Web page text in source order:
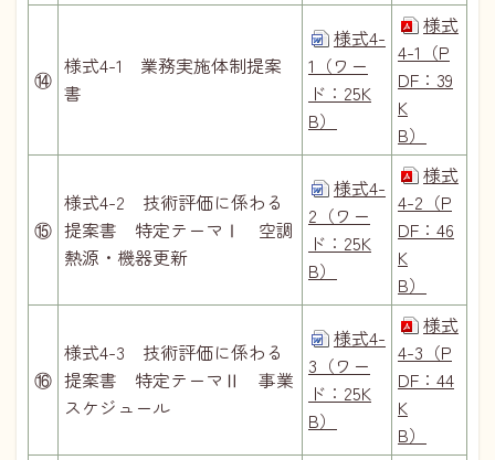
⑭
様式4-1 業務実施体制提案
書
様式4-
1（ワー
ド：25K
B）
様式
4-1（P
DF：39
K
B）
⑮
様式4-2 技術評価に係わる
提案書 特定テーマⅠ 空調
熱源・機器更新
様式4-
2（ワー
ド：25K
B）
様式
4-2（P
DF：46
K
B）
⑯
様式4-3 技術評価に係わる
提案書 特定テーマⅡ 事業
スケジュール
様式4-
3（ワー
ド：25K
B）
様式
4-3（P
DF：44
K
B）